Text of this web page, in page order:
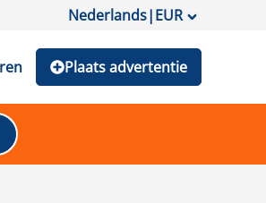
Nederlands|EUR
Plaats advertentie